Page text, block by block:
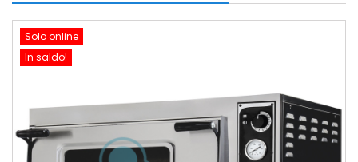
Solo online
In saldo!